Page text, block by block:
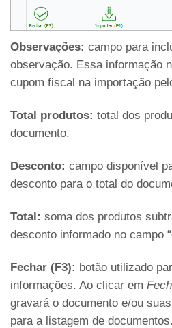
Observações: campo para
observação. Essa informação
cupom fiscal na importação
Total produtos: total dos
documento.
Desconto: campo disponível
desconto para o total do
Total: soma dos produtos
desconto informado no campo
Fechar (F3): botão utilizado
informações. Ao clicar em
gravará o documento e/ou
para a listagem de documentos.